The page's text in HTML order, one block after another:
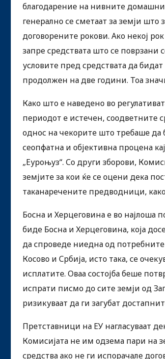
благодарение на нивните домашни
генерално се сметаат за земји
договорените рокови. Ако некој
запре средствата што се поврзани
условите пред средствата да
продолжен на две години. Тоа
Како што е наведено во
периодот е истечен, соодветните
однос на чекорите што требаше да
сеопфатна и објективна процена
„Еуроњуз“. Со други зборови,
земјите за кои ќе се оцени дека
таканаречените предводници,
Босна и Херцеговина е во најлоша
биде Босна и Херцеговина, која
да спроведе ниедна од
Косово и Србија, исто така, се
исплатите. Оваа состојба беше
испрати писмо до сите земји од
ризикуваат да ги загубат
Претставници на ЕУ нагласуваат
Комисијата не им одзема пари на
средства ако не ги испорачале